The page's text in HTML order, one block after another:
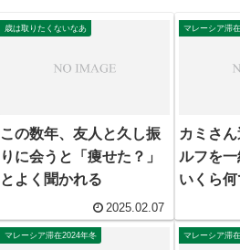
歳は取りたくないなあ
この数年、友人と久し振
りに会うと「痩せた？」
とよく聞かれる
2025.02.07
マレーシア滞
カミさ
ルフを
いくら何
マレーシア滞在2024年冬 マレーシア滞